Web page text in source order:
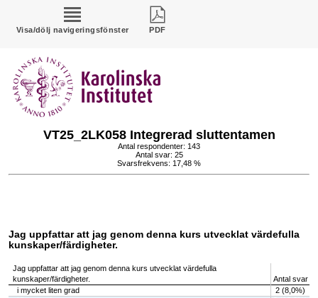
Visa/dölj navigeringsfönster PDF
VT25_2LK058 Integrerad sluttentamen
Antal respondenter: 143
Antal svar: 25
Svarsfrekvens: 17,48 %
Jag uppfattar att jag genom denna kurs utvecklat värdefulla
kunskaper/färdigheter.
Jag uppfattar att jag genom denna kurs utvecklat värdefulla
kunskaper/färdigheter.
Antal svar
i mycket liten grad
2 (8,0%)